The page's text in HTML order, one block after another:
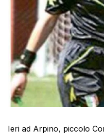
Ieri ad Arpino, piccolo